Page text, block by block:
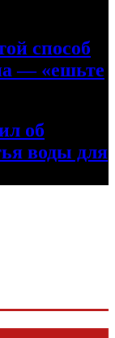
способ
— «ешьте
об
воды для